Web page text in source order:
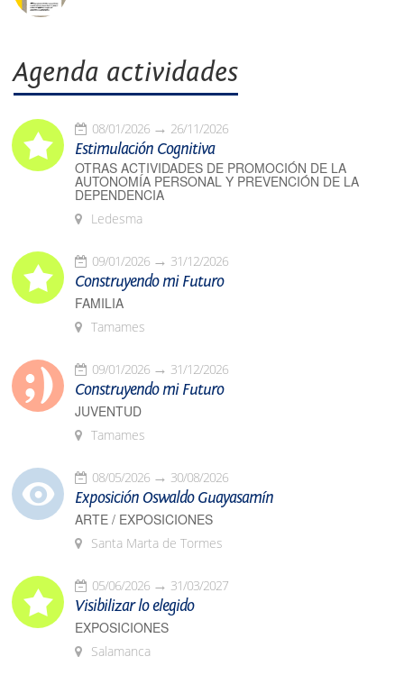
Agenda actividades
08/01/2026 26/11/2026
Estimulación Cognitiva
OTRAS ACTIVIDADES DE PROMOCIÓN DE LA
AUTONOMÍA PERSONAL Y PREVENCIÓN DE LA
DEPENDENCIA
Ledesma
09/01/2026 31/12/2026
Construyendo mi Futuro
FAMILIA
Tamames
09/01/2026 31/12/2026
Construyendo mi Futuro
JUVENTUD
Tamames
08/05/2026 30/08/2026
Exposición Oswaldo Guayasamín
ARTE / EXPOSICIONES
Santa Marta de Tormes
05/06/2026 31/03/2027
Visibilizar lo elegido
EXPOSICIONES
Salamanca